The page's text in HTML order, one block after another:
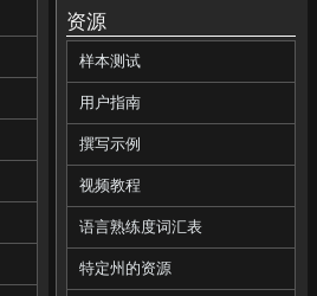
资源
样本测试
用户指南
撰写示例
视频教程
语言熟练度词汇表
特定州的资源